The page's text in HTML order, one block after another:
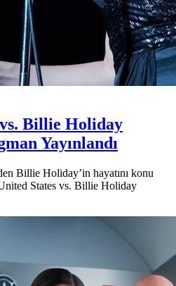
Billie Holiday
Yayınlandı
Billie Holiday’in hayatını konu
States vs. Billie Holiday